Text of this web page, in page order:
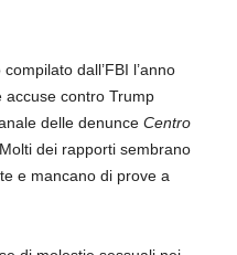
dall’FBI l’anno
accuse contro Trump
delle denunce Centro
Molti dei rapporti sembrano
e mancano di prove a